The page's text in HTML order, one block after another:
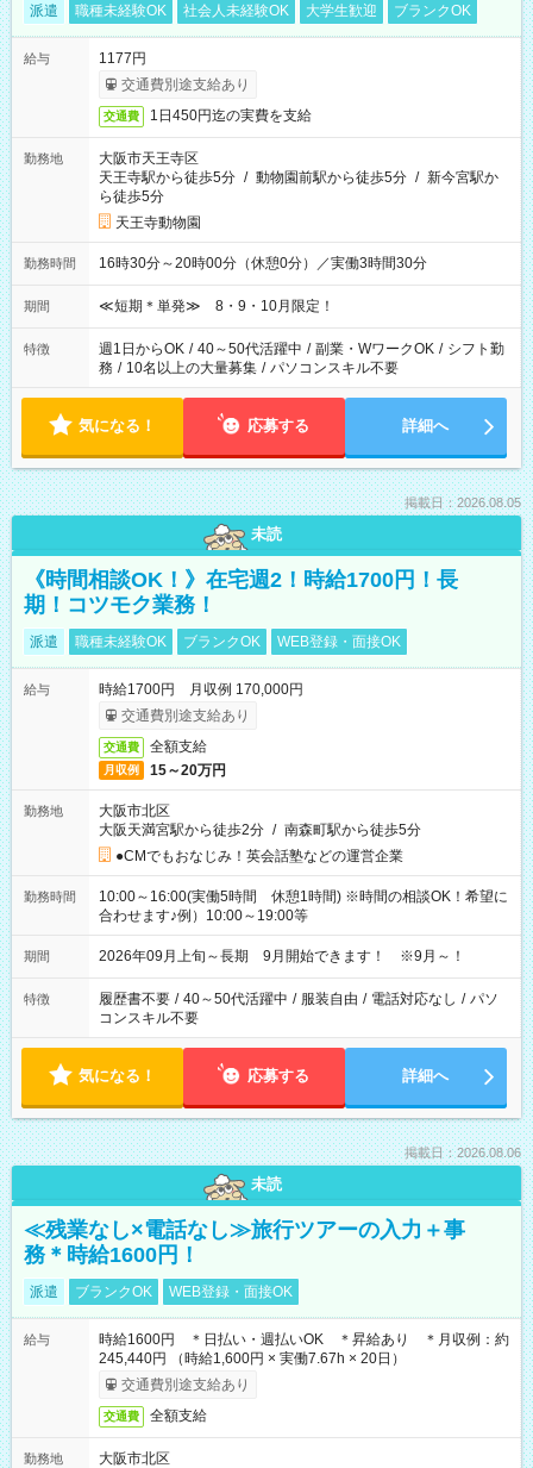
派遣 職種未経験OK 社会人未経験OK 大学生歓迎 ブランクOK
給与
1177円
交通費別途支給あり
交通費 1日450円迄の実費を支給
勤務地
大阪市天王寺区
天王寺駅から徒歩5分 / 動物園前駅から徒歩5分 / 新今宮駅か
ら徒歩5分
天王寺動物園
勤務時間 16時30分～20時00分（休憩0分）／実働3時間30分
期間 ≪短期＊単発≫ 8・9・10月限定！
特徴 週1日からOK / 40～50代活躍中 / 副業・WワークOK / シフト勤
務 / 10名以上の大量募集 / パソコンスキル不要
気になる！ 応募する 詳細へ
掲載日：2026.08.05
未読
《時間相談OK！》在宅週2！時給1700円！長
期！コツモク業務！
派遣 職種未経験OK ブランクOK WEB登録・面接OK
給与
時給1700円 月収例 170,000円
交通費別途支給あり
交通費 全額支給
月収例 15～20万円
勤務地
大阪市北区
大阪天満宮駅から徒歩2分 / 南森町駅から徒歩5分
●CMでもおなじみ！英会話塾などの運営企業
勤務時間
10:00～16:00(実働5時間 休憩1時間) ※時間の相談OK！希望に
合わせます♪例）10:00～19:00等
期間 2026年09月上旬～長期 9月開始できます！ ※9月～！
特徴 履歴書不要 / 40～50代活躍中 / 服装自由 / 電話対応なし / パソ
コンスキル不要
気になる！ 応募する 詳細へ
掲載日：2026.08.06
未読
≪残業なし×電話なし≫旅行ツアーの入力＋事
務＊時給1600円！
派遣 ブランクOK WEB登録・面接OK
給与
時給1600円 ＊日払い・週払いOK ＊昇給あり ＊月収例：約
245,440円 （時給1,600円 × 実働7.67h × 20日）
交通費別途支給あり
交通費 全額支給
勤務地
大阪市北区